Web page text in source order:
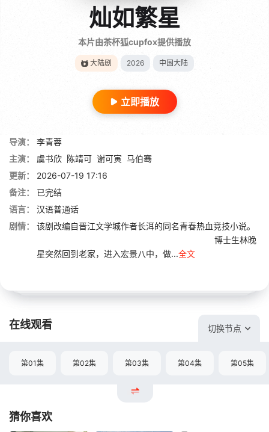
灿如繁星
本片由茶杯狐cupfox提供播放
大陆剧 2026 中国大陆
立即播放
导演：
李青蓉
主演：
虞书欣 陈靖可 谢可寅 马伯骞
更新：
2026-07-19 17:16
备注：
已完结
语言：
汉语普通话
剧情：
该剧改编自晋江文学城作者长洱的同名青春热血竞技小说。
博士生林晚
星突然回到老家，进入宏景八中，做...全文
在线观看 切换节点
第01集 第02集 第03集 第04集 第05集
猜你喜欢